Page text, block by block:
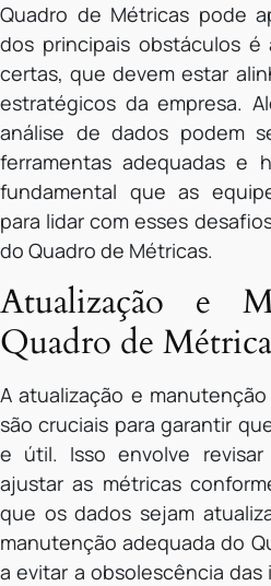
Quadro de Métricas pode
dos principais obstáculos é
certas, que devem estar
estratégicos da empresa.
análise de dados podem
ferramentas adequadas e
fundamental que as
para lidar com esses
do Quadro de Métricas.
Atualização e
Quadro de
A atualização e
são cruciais para garantir
e útil. Isso envolve revisar
ajustar as métricas
que os dados sejam
manutenção adequada do
a evitar a obsolescência